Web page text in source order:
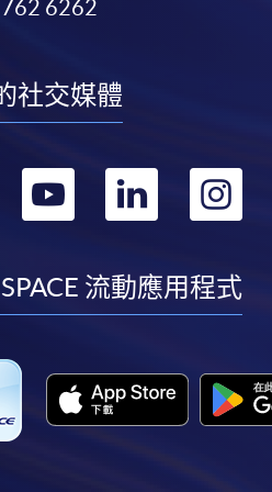
6262
社交媒體
轉
youtube
轉 轉
流動應用程式